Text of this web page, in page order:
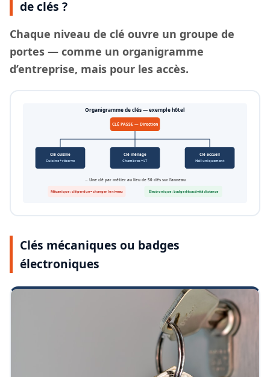
de clés ?
Chaque niveau de clé ouvre un groupe de
portes — comme un organigramme
d’entreprise, mais pour les accès.
Organigramme de clés — exemple hôtel
CLÉ PASSE — Direction
Clé cuisine
Cuisine + réserve
Clé ménage
Chambres + LT
Clé accueil
Hall uniquement
→ Une clé par métier au lieu de 50 clés sur l’anneau
Mécanique : clé perdue = changer le niveau Électronique : badge désactivé à distance
Clés mécaniques ou badges
électroniques